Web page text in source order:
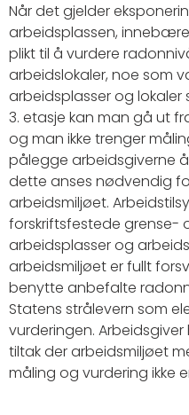
Når det gjelder
arbeidsplassen,
plikt til å vurdere
arbeidslokaler, noe som
arbeidsplasser og
3. etasje kan man gå ut
og man ikke trenger
pålegge arbeidsgiverne
dette anses nødvendig
arbeidsmiljøet.
forskriftsfestede grense-
arbeidsplasser og
arbeidsmiljøet er fullt
benytte anbefalte
Statens strålevern som
vurderingen.
tiltak der arbeidsmiljøet
måling og vurdering ikke